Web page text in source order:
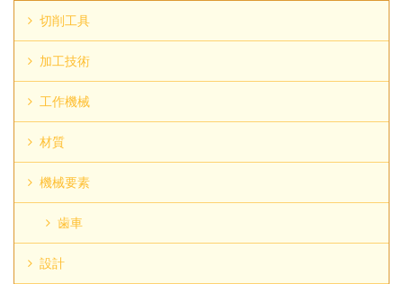
切削工具
加工技術
工作機械
材質
機械要素
歯車
設計